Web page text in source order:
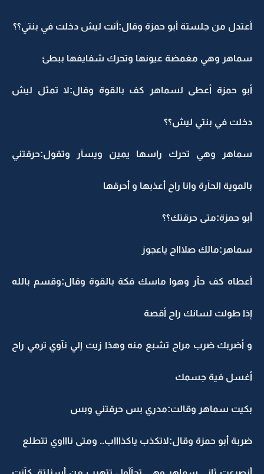
أعتدل من جلستة أبو حمزة وقال:أنت ليش دخلت في بنتي؟؟
سماهر وهي مغمضة عيونها وتحرك شفايفها ببطئ
أبو حمزة أعطى لسماهر كف بالقوة وقال:لا تمثل ليش
دخلت في بنتي ليش؟؟
سماهر وهي تحرك راسها يمين ويسآر وتقول:حرقتني
بالموية الحآرة وانا راح أعذبها و أحرقها
أبو حمزة:متى حرقتك؟؟
سماهر:مالك صلاااح ياعجوز
أعطاه كف حآر وهوا ماسك فكة بالقوة وقال:وقسم بالله
إذا طولت لسانك راح أقصة
و أضربك ضرب مراح تشبع منه وهذا زيت إلي نآوي ترمي راح
أغسل فية جسمك
بكيت سماهر وقالت:مدري بس حرقتني وبس
ضربة أبو حمزة وقال:لاتكذب ياكذاااب.. ومتى ناااوي تتطلع